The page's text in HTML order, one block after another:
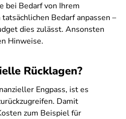
bei Bedarf von Ihrem
Bedarf anpassen –
dies zulässt. Ansonsten
Hinweise.
Rücklagen?
Engpass, ist es
Damit
zum Beispiel für